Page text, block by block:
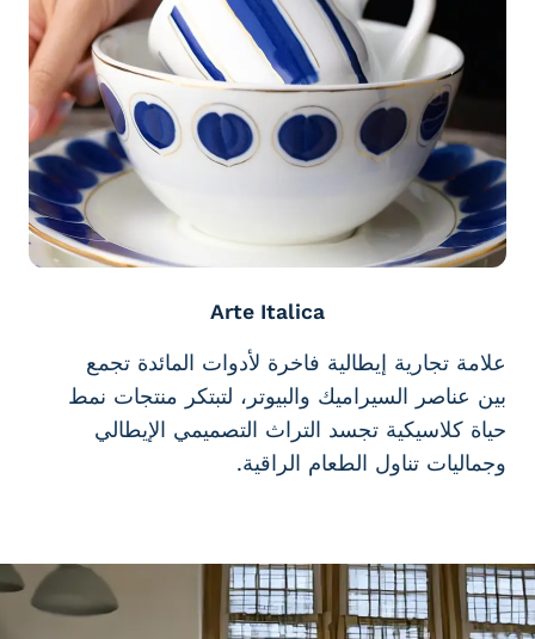
Arte Italica
علامة تجارية إيطالية فاخرة لأدوات المائدة تجمع
بين عناصر السيراميك والبيوتر، لتبتكر منتجات نمط
حياة كلاسيكية تجسد التراث التصميمي الإيطالي
وجماليات تناول الطعام الراقية.